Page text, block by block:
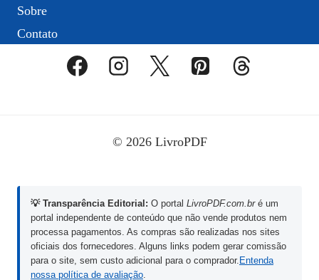
Sobre
Contato
© 2026 LivroPDF
💡 Transparência Editorial: O portal LivroPDF.com.bré um
portal independente de conteúdo que não vende produtos nem
processa pagamentos. As compras são realizadas nos sites
oficiais dos fornecedores. Alguns links podem gerar comissão
para o site, sem custo adicional para o comprador. Entenda
nossa política de avaliação.